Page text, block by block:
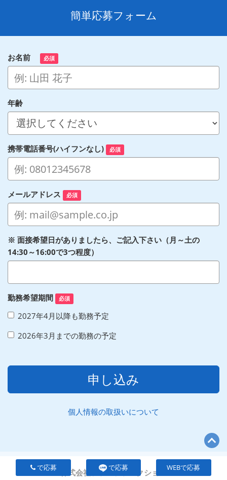
簡単応募フォーム
お名前 必須
年齢
携帯電話番号(ハイフンなし) 必須
メールアドレス 必須
※ 面接希望日がありましたら、ご記入下さい（月～土の
14:30～16:00で3つ程度）
勤務希望期間 必須
2027年4月以降も勤務予定
2026年3月までの勤務の予定
申し込み
個人情報の取扱いについて
で応募 で応募 WEBで応募
株式会社ファンファンクション